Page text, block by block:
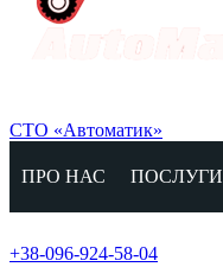
СТО «Автоматик»
ПРО НАС ПОСЛУГИ
+38-096-924-58-04